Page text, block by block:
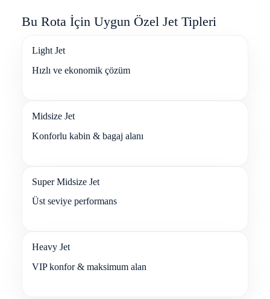
Bu Rota İçin Uygun Özel Jet Tipleri
Light Jet
Hızlı ve ekonomik çözüm
Midsize Jet
Konforlu kabin & bagaj alanı
Super Midsize Jet
Üst seviye performans
Heavy Jet
VIP konfor & maksimum alan